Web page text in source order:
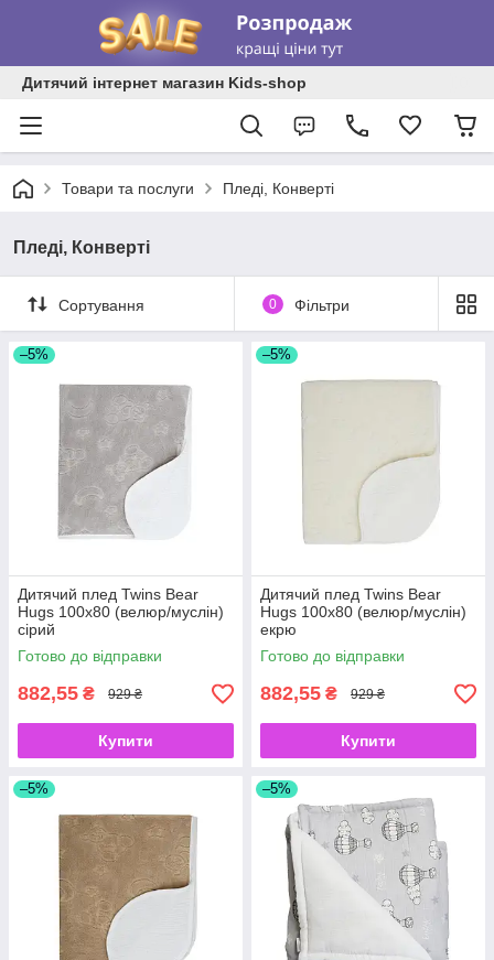
Дитячий інтернет магазин Kids-shop
Товари та послуги Пледі, Конверті
Пледі, Конверті
Сортування 0 Фільтри
–5%
Дитячий плед Twins Bear
Hugs 100х80 (велюр/муслін)
сірий
Готово до відправки
882,55 ₴ 929 ₴
Купити
–5%
Дитячий плед Twins Bear
Hugs 100х80 (велюр/муслін)
екрю
Готово до відправки
882,55 ₴ 929 ₴
Купити
–5% –5%